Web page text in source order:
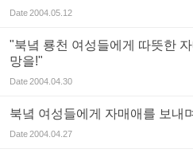
Date2004.05.12
"북녘 룡천 여성들에게 따뜻한
망을!"
Date2004.04.30
북녘 여성들에게 자매애를 보내
Date2004.04.27